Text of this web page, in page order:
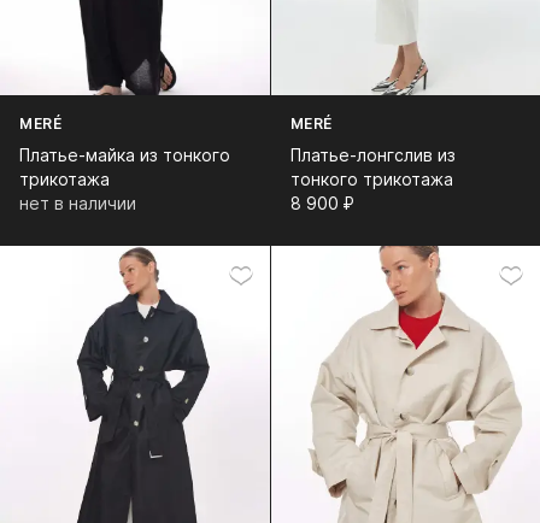
MERÉ
Платье-майка из тонкого
трикотажа
нет в наличии
MERÉ
Платье-лонгслив из
тонкого трикотажа
8 900⁠ ⁠₽